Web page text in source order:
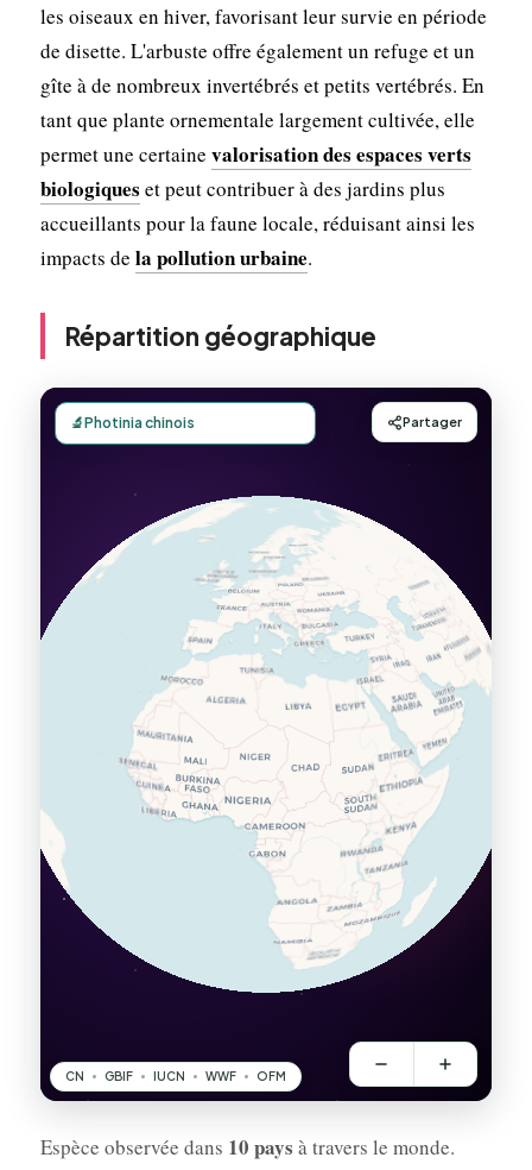
les oiseaux en hiver, favorisant leur survie en période
de disette. L'arbuste offre également un refuge et un
gîte à de nombreux invertébrés et petits vertébrés. En
tant que plante ornementale largement cultivée, elle
permet une certaine valorisation des espaces verts
biologiques et peut contribuer à des jardins plus
accueillants pour la faune locale, réduisant ainsi les
impacts de la pollution urbaine.
Répartition géographique
Espèce observée dans 10 pays à travers le monde.